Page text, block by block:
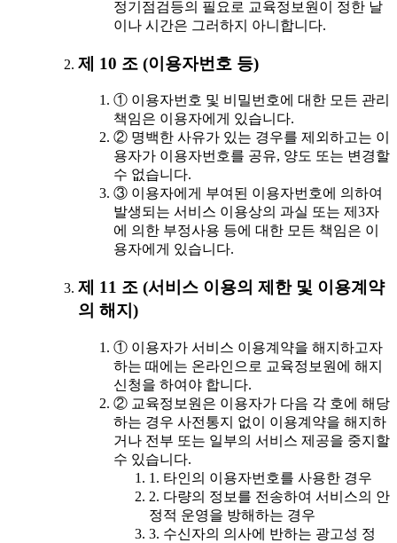
정기점검등의 필요로 교육정보원이 정한 날
이나 시간은 그러하지 아니합니다.
제 10 조 (이용자번호 등)
① 이용자번호 및 비밀번호에 대한 모든 관리
책임은 이용자에게 있습니다.
② 명백한 사유가 있는 경우를 제외하고는 이
용자가 이용자번호를 공유, 양도 또는 변경할
수 없습니다.
③ 이용자에게 부여된 이용자번호에 의하여
발생되는 서비스 이용상의 과실 또는 제3자
에 의한 부정사용 등에 대한 모든 책임은 이
용자에게 있습니다.
제 11 조 (서비스 이용의 제한 및 이용계약
의 해지)
① 이용자가 서비스 이용계약을 해지하고자
하는 때에는 온라인으로 교육정보원에 해지
신청을 하여야 합니다.
② 교육정보원은 이용자가 다음 각 호에 해당
하는 경우 사전통지 없이 이용계약을 해지하
거나 전부 또는 일부의 서비스 제공을 중지할
수 있습니다.
1. 타인의 이용자번호를 사용한 경우
2. 다량의 정보를 전송하여 서비스의 안
정적 운영을 방해하는 경우
3. 수신자의 의사에 반하는 광고성 정